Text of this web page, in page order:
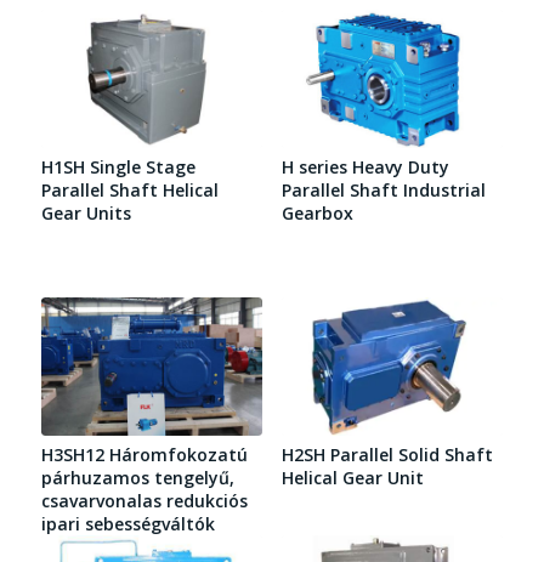
H1SH Single Stage
Parallel Shaft Helical
Gear Units
H series Heavy Duty
Parallel Shaft Industrial
Gearbox
H3SH12 Háromfokozatú
párhuzamos tengelyű,
csavarvonalas redukciós
ipari sebességváltók
H2SH Parallel Solid Shaft
Helical Gear Unit